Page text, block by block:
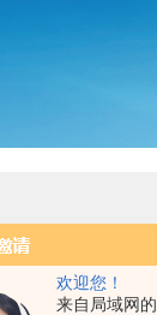
欢迎您！
来自局域网
是制作移